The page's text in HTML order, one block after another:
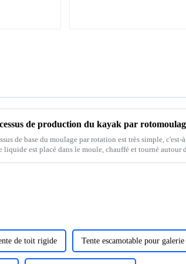
de production du kayak par
de base du moulage par rotation est très simple,
liquide est placé dans le moule, chauffé et tourné autour
de toit rigide Tente escamotable pour